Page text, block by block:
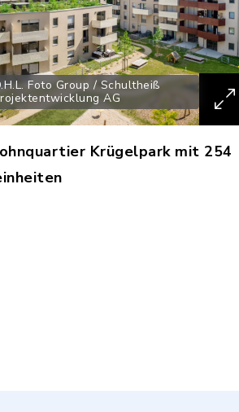
Foto Group / Schultheiß
AG
Krügelpark mit 254